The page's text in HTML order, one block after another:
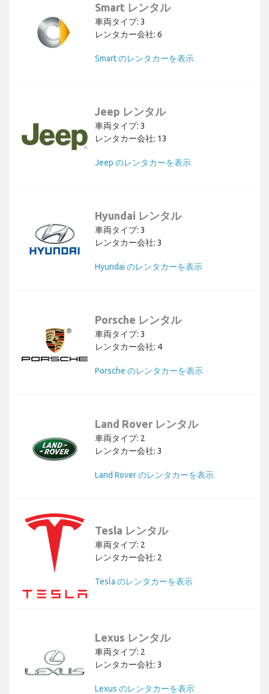
Smart レンタル
車両タイプ: 3
レンタカー会社: 6
Smart のレンタカーを表示
Jeep レンタル
車両タイプ: 3
レンタカー会社: 13
Jeep のレンタカーを表示
Hyundai レンタル
車両タイプ: 3
レンタカー会社: 3
Hyundai のレンタカーを表示
Porsche レンタル
車両タイプ: 3
レンタカー会社: 4
Porsche のレンタカーを表示
Land Rover レンタル
車両タイプ: 2
レンタカー会社: 3
Land Rover のレンタカーを表示
Tesla レンタル
車両タイプ: 2
レンタカー会社: 2
Tesla のレンタカーを表示
Lexus レンタル
車両タイプ: 2
レンタカー会社: 3
Lexus のレンタカーを表示